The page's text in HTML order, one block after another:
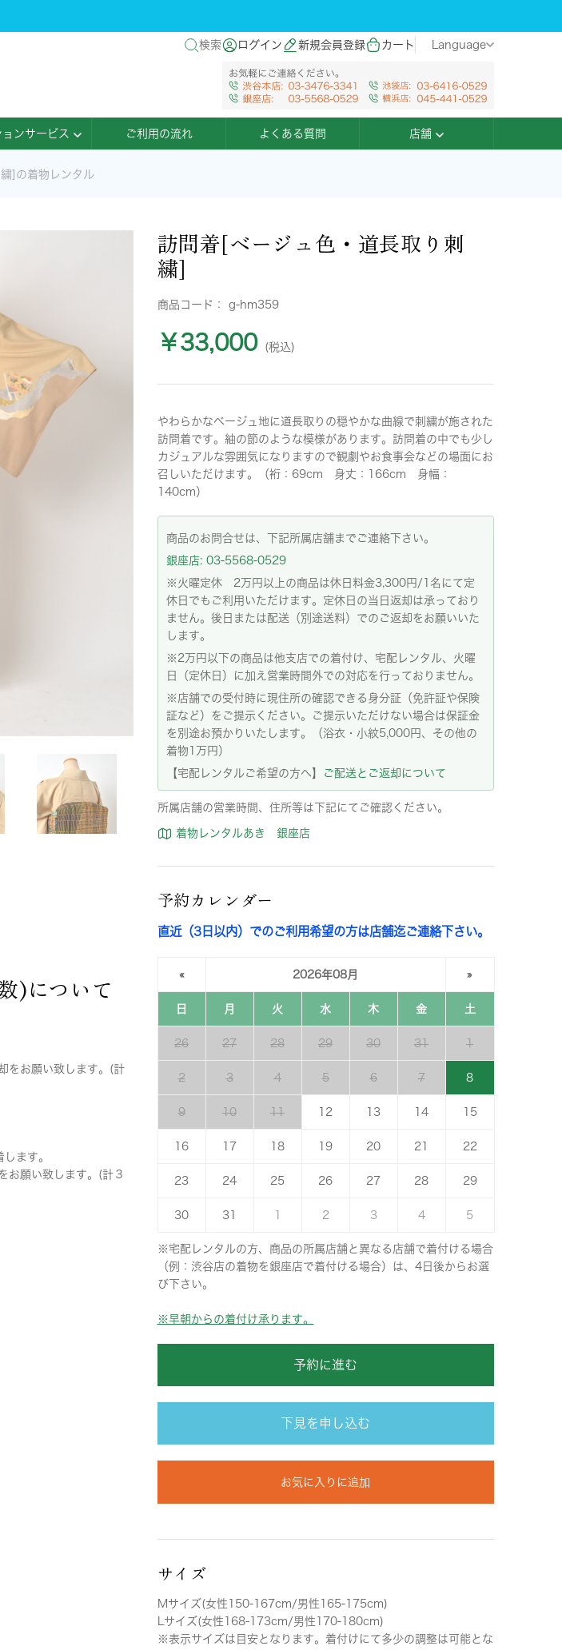
検索 ログイン 新規会員登録 カート Language
ョンサービス ご利用の流れ よくある質問 店舗
]の着物レンタル
)について
をお願い致します。(計
ます。
お願い致します。(計３
訪問着[ベージュ色・道長取り刺
繍]
商品コード： g-hm359
￥33,000 (税込)
やわらかなベージュ地に道長取りの穏やかな曲線で刺繍が施された
訪問着です。紬の節のような模様があります。訪問着の中でも少し
カジュアルな雰囲気になりますので観劇やお食事会などの場面にお
召しいただけます。（裄：69cm 身丈：166cm 身幅：
140cm）
商品のお問合せは、下記所属店舗までご連絡下さい。
銀座店: 03-5568-0529
※火曜定休 2万円以上の商品は休日料金3,300円/1名にて定
休日でもご利用いただけます。定休日の当日返却は承っており
ません。後日または配送（別途送料）でのご返却をお願いいた
します。
※2万円以下の商品は他支店での着付け、宅配レンタル、火曜
日（定休日）に加え営業時間外での対応を行っておりません。
※店舗での受付時に現住所の確認できる身分証（免許証や保険
証など）をご提示ください。ご提示いただけない場合は保証金
を別途お預かりいたします。（浴衣・小紋5,000円、その他の
着物1万円）
【宅配レンタルご希望の方へ】
ご配送とご返却について
所属店舗の営業時間、住所等は下記にてご確認ください。
着物レンタルあき 銀座店
予約カレンダー
直近（3日以内）でのご利用希望の方は店舗迄ご連絡下さい。
« 2026年08月 »
日 月 火 水 木 金 土
26 27 28 29 30 31 1
2 3 4 5 6 7 8
9 10 11 12 13 14 15
16 17 18 19 20 21 22
23 24 25 26 27 28 29
30 31 2 3 4 5
※宅配レンタルの方、商品の所属店舗と異なる店舗で着付ける場合
（例：渋谷店の着物を銀座店で着付ける場合）は、4日後からお選
び下さい。
※早朝からの着付け承ります。
予約に進む
下見を申し込む
お気に入りに追加
サイズ
Mサイズ(女性150-167cm/男性165-175cm)
Lサイズ(女性168-173cm/男性170-180cm)
※表示サイズは目安となります。着付けにて多少の調整は可能とな